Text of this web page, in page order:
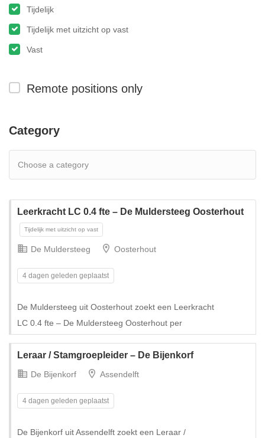
Tijdelijk
Tijdelijk met uitzicht op vast
Vast
Remote positions only
Category
Leerkracht LC 0.4 fte – De Muldersteeg Oosterhout
De Muldersteeg Oosterhout
4 dagen geleden geplaatst
De Muldersteeg uit Oosterhout zoekt een Leerkracht
LC 0.4 fte – De Muldersteeg Oosterhout per
Leraar / Stamgroepleider – De Bijenkorf
De Bijenkorf Assendelft
4 dagen geleden geplaatst
De Bijenkorf uit Assendelft zoekt een Leraar /